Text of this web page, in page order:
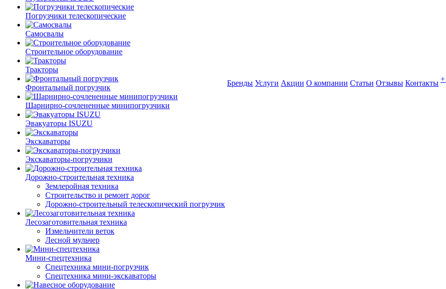
Погрузчики телескопические
Самосвалы
Строительное оборудование
Тракторы
Фронтальный погрузчик
Шарнирно-сочлененные минипогрузчики
Эвакуаторы ISUZU
Экскаваторы
Экскаваторы-погрузчики
Дорожно-строительная техника
Землеройная техника
Строительство и ремонт дорог
Дорожно-строительный телескопический погрузчик
Лесозаготовительная техника
Измельчители веток
Лесной мульчер
Мини-спецтехника
Спецтехника мини-погрузчик
Спецтехника мини-экскаваторы
Бренды Услуги Акции О компании Статьи Отзывы Контакты